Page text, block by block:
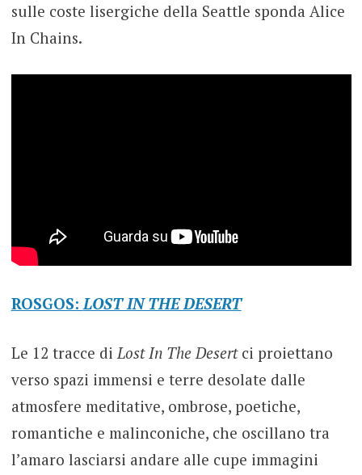
sulle coste lisergiche della Seattle sponda Alice
In Chains.
ROSGOS: LOST IN THE DESERT
Le 12 tracce diLost In The Desertci proiettano
verso spazi immensi e terre desolate dalle
atmosfere meditative, ombrose, poetiche,
romantiche e malinconiche, che oscillano tra
l’amaro lasciarsi andare alle cupe immagini